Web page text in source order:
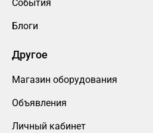
События
Блоги
Другое
Магазин оборудования
Объявления
Личный кабинет